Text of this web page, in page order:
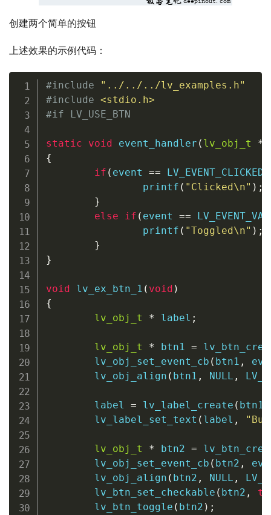
创建两个简单的按钮
上述效果的示例代码：
#include
"../../../lv_examples.h"
#include <stdio.h>
#if LV_USE_BTN
static void event_handler ( lv_obj_t *
{
if ( event == LV_EVENT_CLICKED
printf ( "Clicked\n" ) ;
}
else
if ( event ==
printf ( "Toggled\n" ) ;
}
}
void lv_ex_btn_1 ( void )
{
lv_obj_t
* label ;
lv_obj_t * btn1 =
lv_obj_set_event_cb ( btn1 ,
lv_obj_align ( btn1 , NULL ,
        label
= lv_label_create ( btn1
lv_label_set_text ( label ,
lv_obj_t * btn2 =
lv_obj_set_event_cb ( btn2 ,
lv_obj_align ( btn2 , NULL ,
lv_btn_set_checkable ( btn2 ,
lv_btn_toggle ( btn2 ) ;